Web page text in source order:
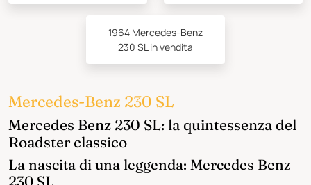
1964 Mercedes-Benz
230 SL in vendita
Mercedes-Benz 230 SL
Mercedes Benz 230 SL: la quintessenza del
Roadster classico
La nascita di una leggenda: Mercedes Benz
230 SL